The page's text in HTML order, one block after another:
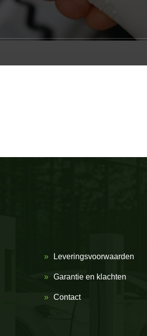
Leveringsvoorwaarden
Garantie en klachten
Contact